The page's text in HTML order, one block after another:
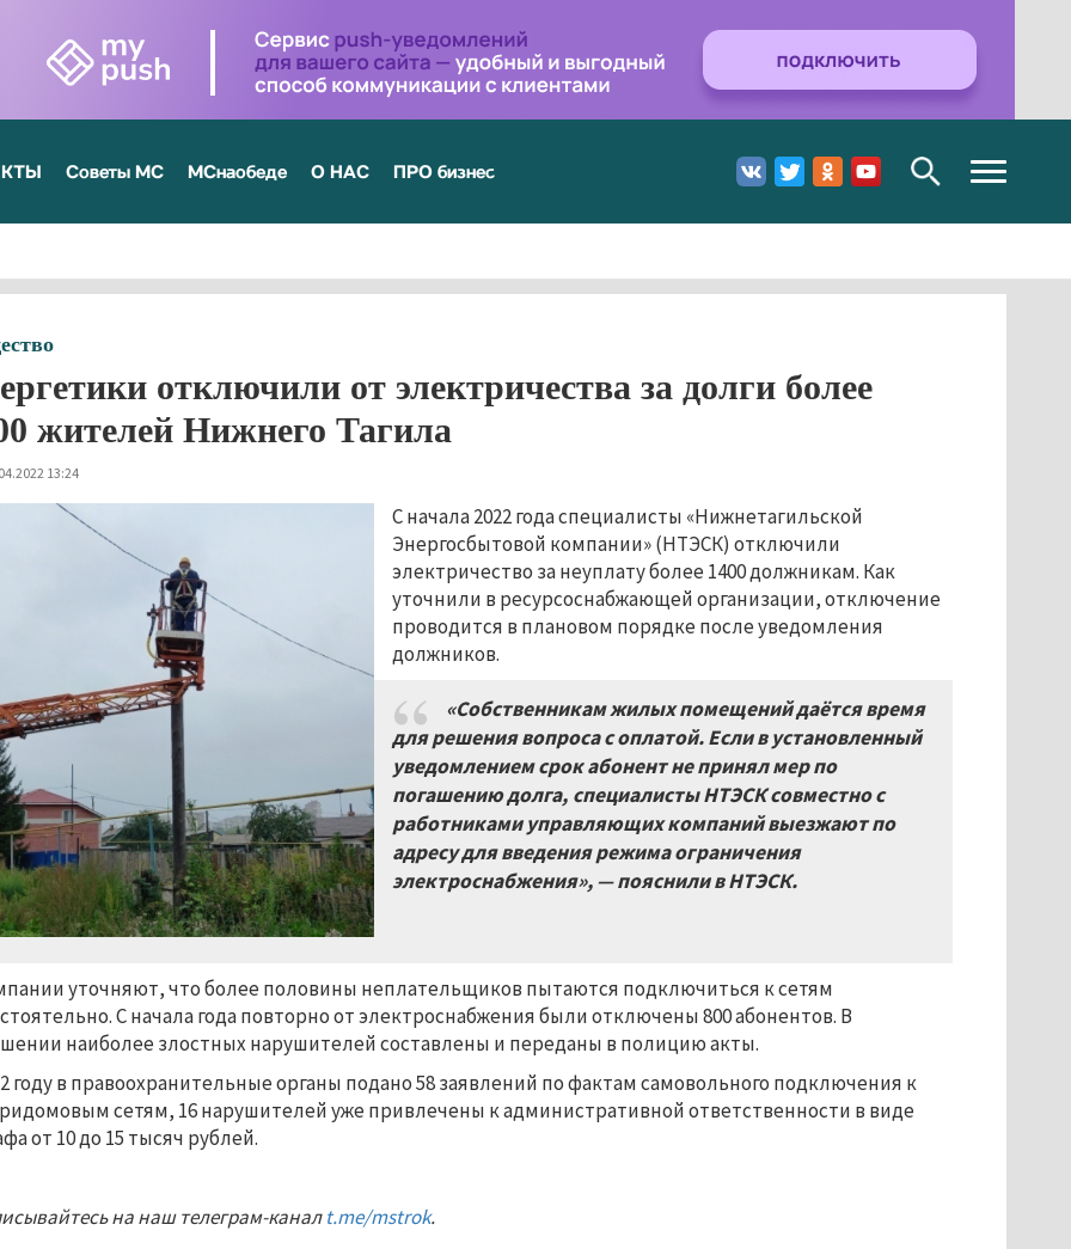
Советы МС МСнаобеде О НАС ПРО бизнес
Toggle
navigation
отключили от электричества за долги более
жителей Нижнего Тагила
13:24
С начала 2022 года специалисты «Нижнетагильской
Энергосбытовой компании» (НТЭСК) отключили
электричество за неуплату более 1400 должникам. Как
уточнили в ресурсоснабжающей организации, отключение
проводится в плановом порядке после уведомления
должников.
«Собственникам жилых помещений даётся время
для решения вопроса с оплатой. Если в установленный
уведомлением срок абонент не принял мер по
погашению долга, специалисты НТЭСК совместно с
работниками управляющих компаний выезжают по
адресу для введения режима ограничения
электроснабжения», — пояснили в НТЭСК.
уточняют, что более половины неплательщиков пытаются подключиться к сетям
С начала года повторно от электроснабжения были отключены 800 абонентов. В
наиболее злостных нарушителей составлены и переданы в полицию акты.
году в правоохранительные органы подано 58 заявлений по фактам самовольного подключения к
сетям, 16 нарушителей уже привлечены к административной ответственности в виде
от 10 до 15 тысяч рублей.
на наш телеграм-каналt.me/mstrok.